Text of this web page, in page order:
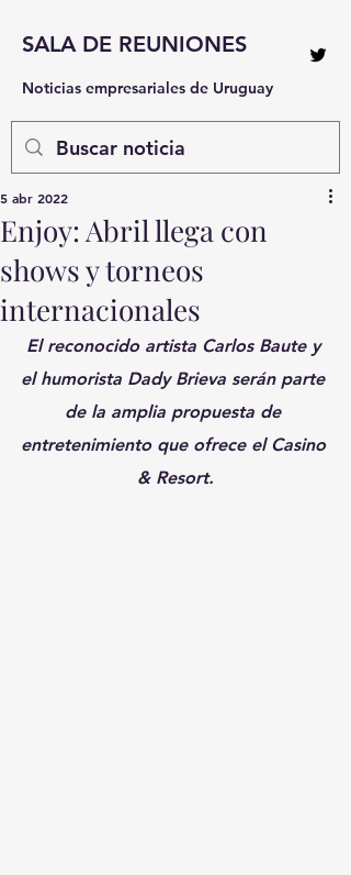
SALA DE REUNIONES
Noticias empresariales de Uruguay
Enjoy: Abril llega con
shows y torneos
internacionales
5 abr 2022
El reconocido artista Carlos Baute y
el humorista Dady Brieva serán parte
de la amplia propuesta de
entretenimiento que ofrece el Casino
& Resort.